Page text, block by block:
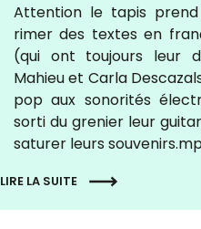
Attention le tapis
rimer des textes en
(qui ont toujours leur
Mahieu et Carla
pop aux sonorités
sorti du grenier leur
saturer leurs
LIRE LA SUITE